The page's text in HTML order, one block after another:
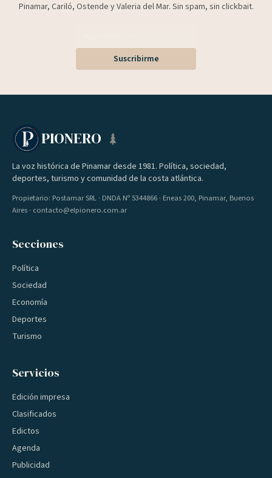
Pinamar, Cariló, Ostende y Valeria del Mar. Sin spam, sin clickbait.
Suscribirme
PIONERO
La voz histórica de Pinamar desde 1981. Política, sociedad,
deportes, turismo y comunidad de la costa atlántica.
Propietario: Postamar SRL · DNDA Nº 5344866 · Eneas 200, Pinamar, Buenos
Aires · contacto@elpionero.com.ar
Secciones
Política
Sociedad
Economía
Deportes
Turismo
Servicios
Edición impresa
Clasificados
Edictos
Agenda
Publicidad